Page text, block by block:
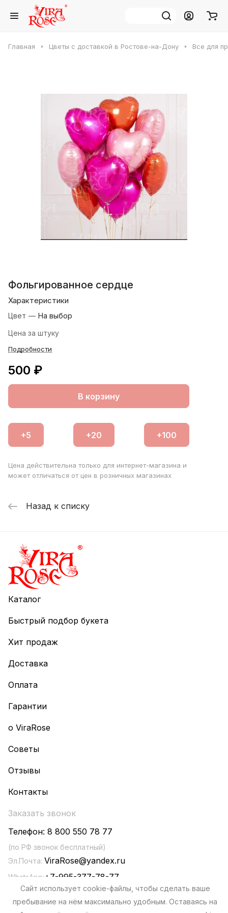
Сайт использует cookie-файлы, чтобы сделать ваше
пребывание на нём максимально удобным. Оставаясь на
Главная Цветы с доставкой в Ростове-на-Дону Все для
Фольгированное сердце
Характеристики
Цвет — На выбор
Цена за штуку
Подробности
500 ₽
В корзину
Цена действительна только для интернет-магазина и
может отличаться от цен в розничных магазинах
Назад к списку
Каталог
Быстрый подбор букета
Хит продаж
Доставка
Оплата
Гарантии
о ViraRose
Советы
Отзывы
Контакты
Заказать звонок
Телефон: 8 800 550 78 77
(по РФ звонок бесплатный)
Эл.Почта: ViraRose@yandex.ru
WhatsApp: +7-995-377-78-77